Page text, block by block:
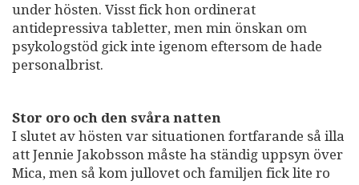
under hösten. Visst fick hon ordinerat
antidepressiva tabletter, men min önskan om
psykologstöd gick inte igenom eftersom de hade
personalbrist.
Stor oro och den svåra natten
I slutet av hösten var situationen fortfarande så illa
att Jennie Jakobsson måste ha ständig uppsyn över
Mica, men så kom jullovet och familjen fick lite ro